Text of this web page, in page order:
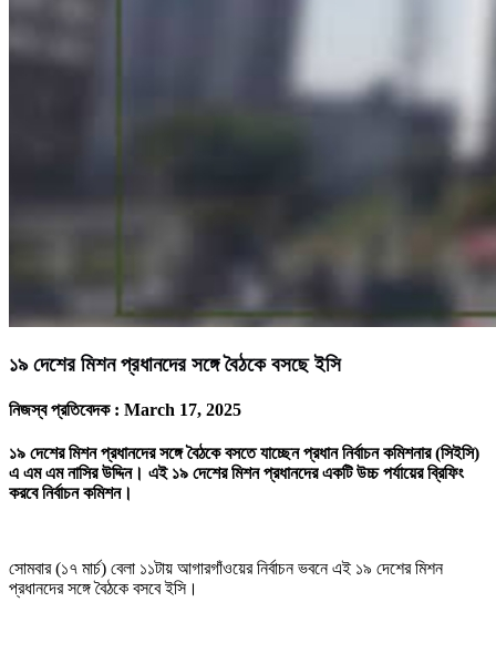
১৯ দেশের মিশন প্রধানদের সঙ্গে বৈঠকে বসছে ইসি
নিজস্ব প্রতিবেদক : March 17, 2025
১৯ দেশের মিশন প্রধানদের সঙ্গে বৈঠকে বসতে যাচ্ছেন প্রধান নির্বাচন কমিশনার (সিইসি)
এ এম এম নাসির উদ্দিন। এই ১৯ দেশের মিশন প্রধানদের একটি উচ্চ পর্যায়ের ব্রিফিং
করবে নির্বাচন কমিশন।
সোমবার (১৭ মার্চ) বেলা ১১টায় আগারগাঁওয়ের নির্বাচন ভবনে এই ১৯ দেশের মিশন
প্রধানদের সঙ্গে বৈঠকে বসবে ইসি।